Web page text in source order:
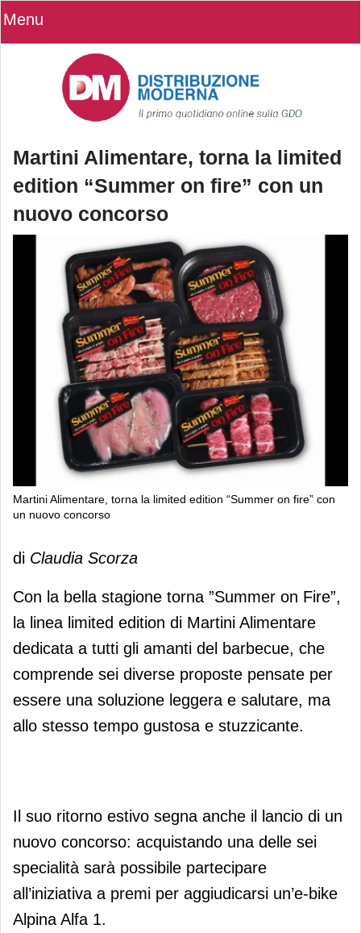
Menu
Martini Alimentare, torna la limited
edition “Summer on fire” con un
nuovo concorso
Martini Alimentare, torna la limited edition “Summer on fire” con
un nuovo concorso
Martini Alimentare, torna la limited
edition “Summer on fire” con un
nuovo concorso
di Claudia Scorza
Con la bella stagione torna ”Summer on Fire”,
la linea limited edition di Martini Alimentare
dedicata a tutti gli amanti del barbecue, che
comprende sei diverse proposte pensate per
essere una soluzione leggera e salutare, ma
allo stesso tempo gustosa e stuzzicante.
Il suo ritorno estivo segna anche il lancio di un
nuovo concorso: acquistando una delle sei
specialità sarà possibile partecipare
all’iniziativa a premi per aggiudicarsi un’e-bike
Alpina Alfa 1.